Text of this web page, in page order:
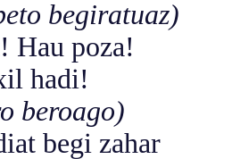
poza!
hadi!
begi zahar